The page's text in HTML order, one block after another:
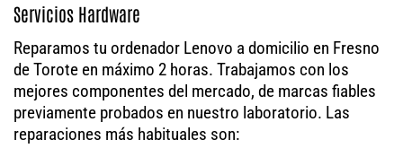
Servicios Hardware
Reparamos tu ordenador Lenovo a domicilio en Fresno
de Torote en máximo 2 horas. Trabajamos con los
mejores componentes del mercado, de marcas fiables
previamente probados en nuestro laboratorio. Las
reparaciones más habituales son: